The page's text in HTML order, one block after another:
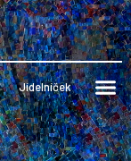
Jídelníček